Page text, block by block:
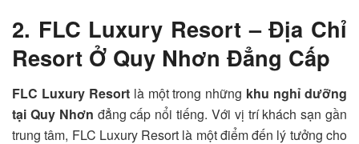
2. FLC Luxury Resort – Địa Chỉ
Resort Ở Quy Nhơn Đẳng Cấp
FLC Luxury Resortlà một trong những khu nghỉ dưỡng
tại Quy Nhơn đẳng cấp nổi tiếng. Với vị trí khách sạn gần
trung tâm, FLC Luxury Resort là một điểm đến lý tưởng cho